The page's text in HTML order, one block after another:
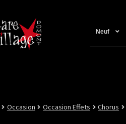
Neuf
Occasion Occasion Effets Chorus